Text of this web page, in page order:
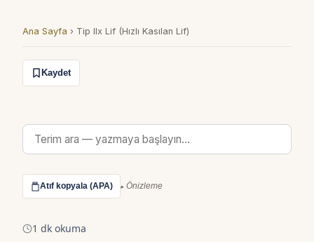
Ana Sayfa › Tip IIx Lif (Hızlı Kasılan Lif)
Kaydet
Atıf kopyala (APA) Önizleme
1 dk okuma